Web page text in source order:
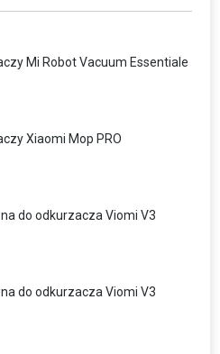
Mi Robot Vacuum Essentiale
Xiaomi Mop PRO
do odkurzacza Viomi V3
do odkurzacza Viomi V3